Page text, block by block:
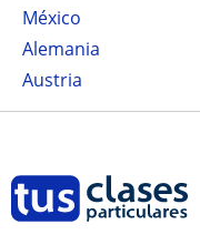
México
Alemania
Austria